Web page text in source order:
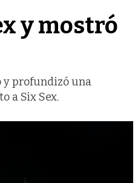
y mostró
y profundizó una
a Six Sex.